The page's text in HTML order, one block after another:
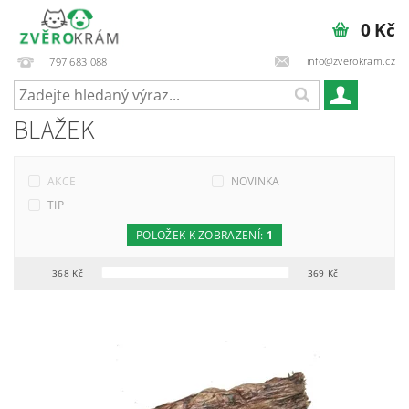
797 683 088 info@zverokram.cz
0 Kč
BLAŽEK
AKCE
NOVINKA
TIP
368 Kč 369 Kč
POLOŽEK K ZOBRAZENÍ: 1